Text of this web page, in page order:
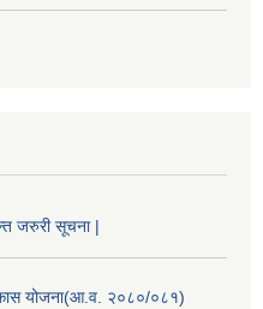
जरुरी सूचना |
योजना(आ.व. २०८०/०८१)